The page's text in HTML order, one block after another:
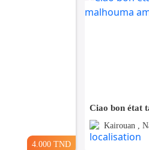
4.000 TND
Kairouan ,